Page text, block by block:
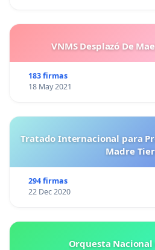
VNMS Desplazó De
183 firmas
18 May 2021
Tratado Internacional para
Madre
294 firmas
22 Dec 2020
Orquesta